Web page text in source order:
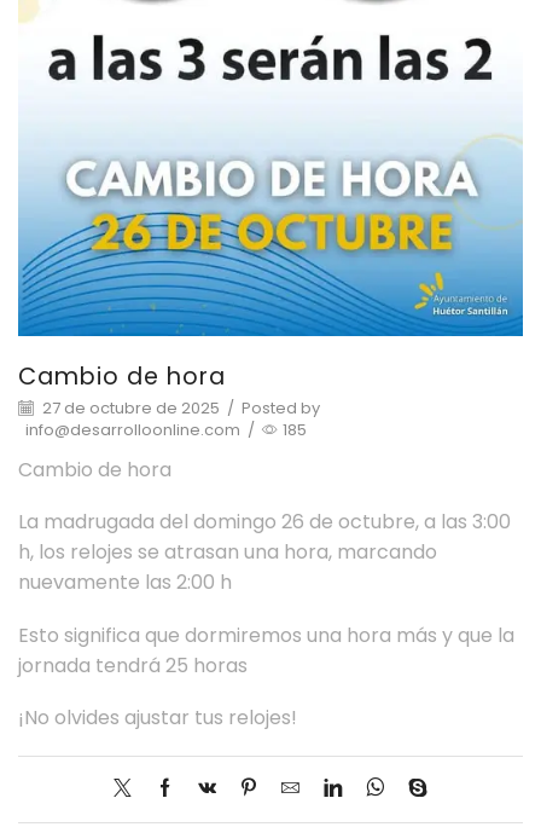
Cambio de hora
27 de octubre de 2025 / Posted by
info@desarrolloonline.com / 185
Cambio de hora
La madrugada del domingo 26 de octubre, a las 3:00
h, los relojes se atrasan una hora, marcando
nuevamente las 2:00 h
Esto significa que dormiremos una hora más y que la
jornada tendrá 25 horas
¡No olvides ajustar tus relojes!